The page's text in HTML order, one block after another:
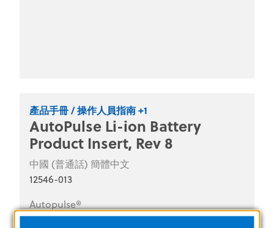
產品手冊 / 操作人員指南 +1
AutoPulse Li-ion Battery
Product Insert, Rev 8
中國 (普通話) 簡體中文
12546-013
Autopulse®